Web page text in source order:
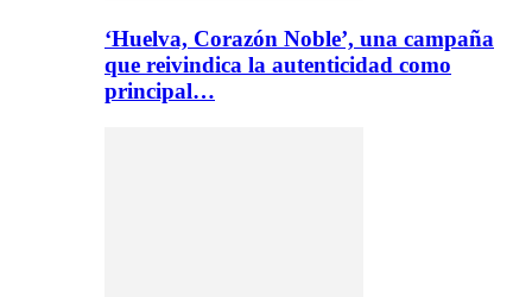
‘Huelva, Corazón Noble’, una campaña
que reivindica la autenticidad como
principal…